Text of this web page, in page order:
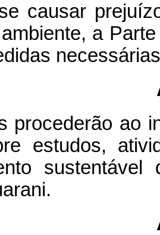
causar
a
procederão ao
estudos,